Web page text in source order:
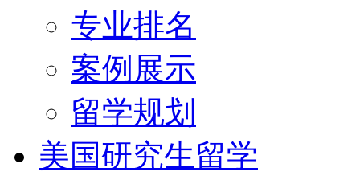
专业排名
案例展示
留学规划
美国研究生留学